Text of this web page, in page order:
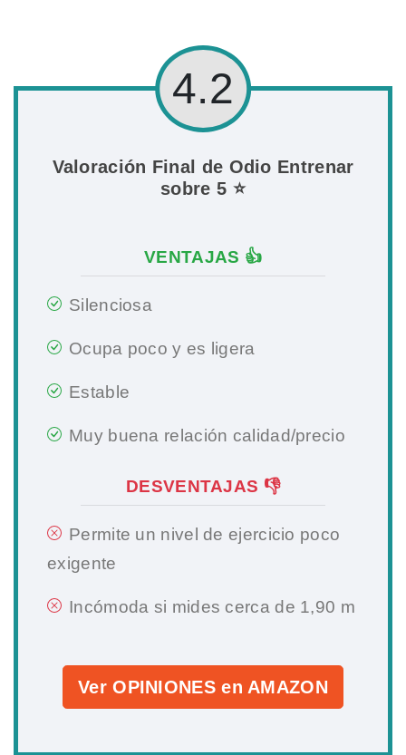
4.2
Valoración Final de Odio Entrenar
sobre 5 ⭐
VENTAJAS 👍
Silenciosa
Ocupa poco y es ligera
Estable
Muy buena relación calidad/precio
DESVENTAJAS 👎
Permite un nivel de ejercicio poco
exigente
Incómoda si mides cerca de 1,90 m
Ver OPINIONES en AMAZON